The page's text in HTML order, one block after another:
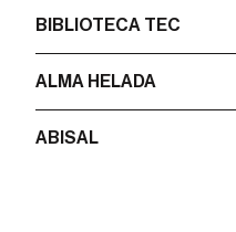
BIBLIOTECA TEC
ALMA HELADA
ABISAL